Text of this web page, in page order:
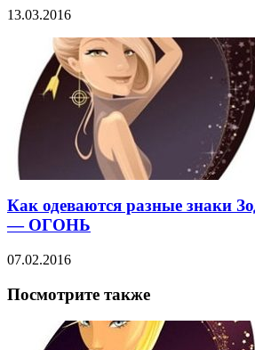
13.03.2016
Как одеваются разные знаки
— ОГОНЬ
07.02.2016
Посмотрите также